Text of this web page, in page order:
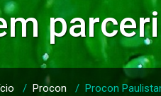
/ Procon / Procon